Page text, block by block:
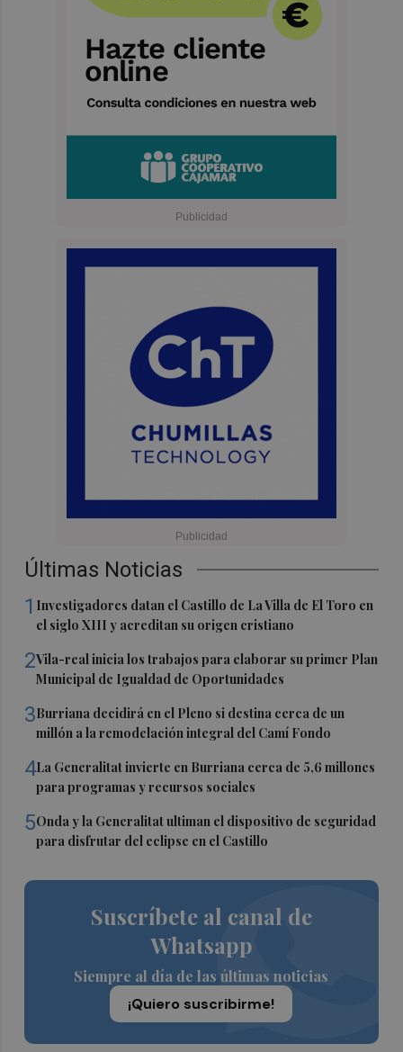
Últimas Noticias
1 Investigadores datan el Castillo de La Villa de El Toro en
el siglo XIII y acreditan su origen cristiano
2Vila-real inicia los trabajos para elaborar su primer Plan
Municipal de Igualdad de Oportunidades
3Burriana decidirá en el Pleno si destina cerca de un
millón a la remodelación integral del Camí Fondo
4La Generalitat invierte en Burriana cerca de 5,6 millones
para programas y recursos sociales
5Onda y la Generalitat ultiman el dispositivo de seguridad
para disfrutar del eclipse en el Castillo
Suscríbete al canal de
Whatsapp
Siempre al día de las últimas noticias
¡Quiero suscribirme!